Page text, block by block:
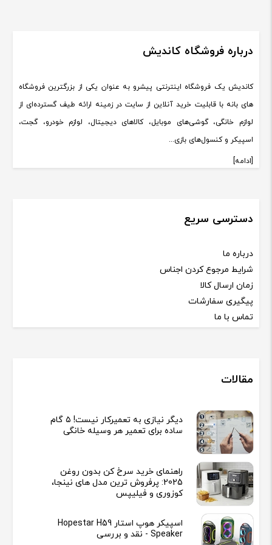
درباره فروشگاه کاندیش
کاندیش یک فروشگاه اینترنتی پیشرو به عنوان یکی از بزرگترین فروشگاه
های بانه با قابلیت خرید آنلاین از سایت در زمینه ارائه طیف گسترده‌ای از
لوازم خانگی، گوشی‌های موبایل، کالاهای دیجیتال، لوازم خودرو، گجت،
اسپیکر و کنسول‌های بازی...
[ادامه]
دسترسی سریع
درباره ما
شرایط مرجوع کردن اجناس
زمان ارسال کالا
پیگیری سفارشات
تماس با ما
مقالات
دیگر نیازی به تعمیرکار نیست! ۵ گام
ساده برای تعمیر هر وسیله خانگی
راهنمای خرید سرخ کن بدون روغن
2025: پرفروش ترین مدل های نینجا،
کوزوری و فیلیپس
اسپیکر هوپ استار Hopestar H59
Speaker - نقد و بررسی